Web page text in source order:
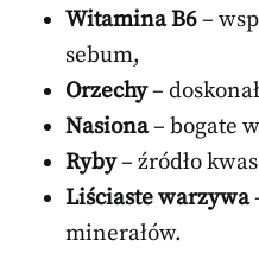
Witamina B6–
sebum,
Orzechy–
Nasiona– bogate
Ryby– źródło
Liściaste warzywa
minerałów.